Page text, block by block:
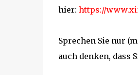
hier: https://
Sprechen Sie nur
auch denken, dass